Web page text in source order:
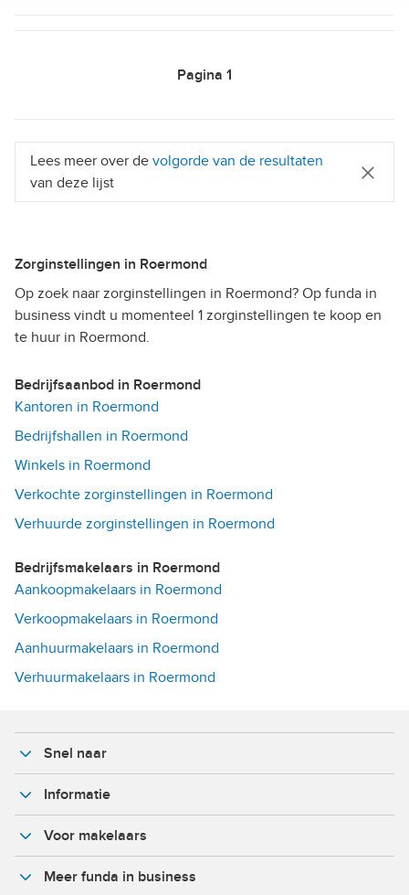
Pagina 1
Lees meer over de volgorde van de resultaten
van deze lijst
Zorginstellingen in Roermond
Op zoek naar zorginstellingen in Roermond? Op funda in
business vindt u momenteel 1 zorginstellingen te koop en
te huur in Roermond.
Bedrijfsaanbod in Roermond
Kantoren in Roermond
Bedrijfshallen in Roermond
Winkels in Roermond
Verkochte zorginstellingen in Roermond
Verhuurde zorginstellingen in Roermond
Bedrijfsmakelaars in Roermond
Aankoopmakelaars in Roermond
Verkoopmakelaars in Roermond
Aanhuurmakelaars in Roermond
Verhuurmakelaars in Roermond
Snel naar
Informatie
Voor makelaars
Meer funda in business